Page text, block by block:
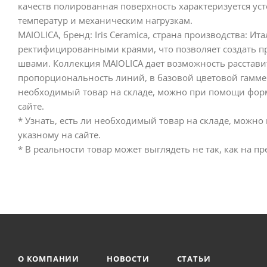
качеств полированная поверхность характеризуется
температур и механическим нагрузкам.
MAIOLICA, бренд: Iris Ceramica, страна производства:
ректифицированными краями, что позволяет
швами. Коллекция MAIOLICA дает возможность
пропорциональность линий, в базовой цветовой гамме
необходимый товар на складе, можно при помощи
сайте.
* Узнать, есть ли необходимый товар на складе,
указному на сайте.
* В реальности товар может выглядеть не так, как на
О КОМПАНИИ НОВОСТИ СТАТЬИ